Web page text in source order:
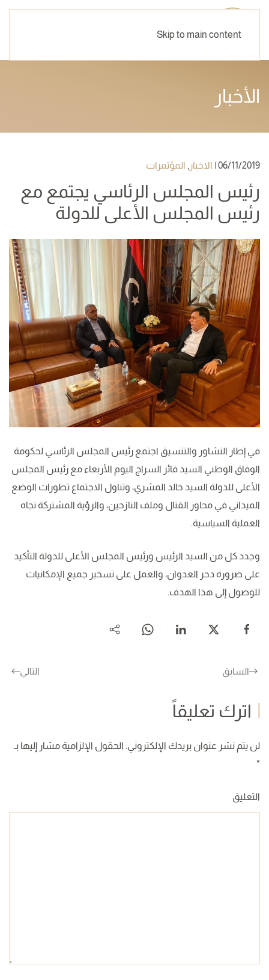
Skip to main content
الأخبار
06/11/2019
| الاخبار , المؤتمرات
رئيس المجلس الرئاسي يجتمع مع
رئيس المجلس الأعلى للدولة
في إطار التشاور والتنسيق اجتمع رئيس المجلس الرئاسي لحكومة
الوفاق الوطني السيد فائز السراج اليوم الأربعاء مع رئيس المجلس
الأعلى للدولة السيد خالد المشري، وتناول الاجتماع تطورات الوضع
الميداني في محاور القتال وملف النازحين، والرؤية المشتركة تجاه
العملية السياسية.
وجدد كل من السيد الرئيس ورئيس المجلس الأعلى للدولة التأكيد
على ضرورة دحر العدوان، والعمل على تسخير جميع الإمكانيات
للوصول إلى هذا الهدف.
السابق التالي
اترك تعليقاً
لن يتم نشر عنوان بريدك الإلكتروني. الحقول الإلزامية مشار إليها بـ
*
التعليق